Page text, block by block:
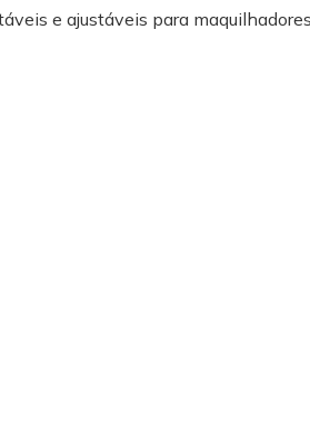
e ajustáveis para